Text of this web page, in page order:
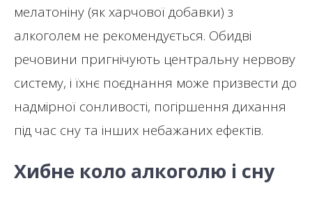
мелатоніну (як харчової добавки) з
алкоголем не рекомендується. Обидві
речовини пригнічують центральну нервову
систему, і їхнє поєднання може призвести до
надмірної сонливості, погіршення дихання
під час сну та інших небажаних ефектів.
Хибне коло алкоголю і сну